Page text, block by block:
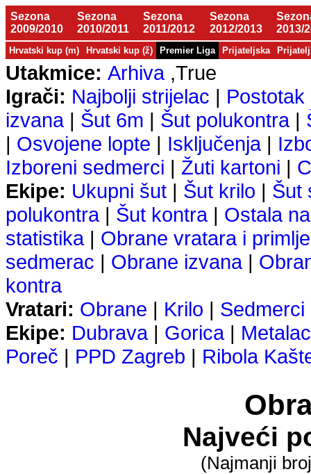
Sezona
2009/2010
Sezona
2010/2011
Sezona
2011/2012
Sezona
2012/2013
2013/
Hrvatski kup (m) Hrvatski kup (ž) Premier Liga Prijateljska
Utakmice: Arhiva,True
Igrači: Najbolji strijelac | Postotak
izvana| Šut 6m | Šut polukontra|
| Osvojene lopte | Isključenja|
Izboreni sedmerci | Žuti kartoni |
Ekipe: Ukupni šut | Šut krilo | Šut
polukontra| Šut kontra| Ostala
statistika| Obrane vratara i
sedmerac | Obrane izvana|
kontra
Vratari: Obrane | Krilo | Sedmerci
Ekipe: Dubrava| Gorica| Metalac
Poreč | PPD Zagreb | Ribola
Najveći
(Najmanji